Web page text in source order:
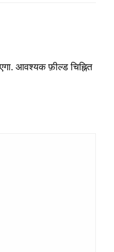
आवश्यक फ़ील्ड चिह्नित